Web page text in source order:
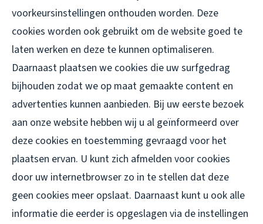
voorkeursinstellingen onthouden worden. Deze
cookies worden ook gebruikt om de website goed te
laten werken en deze te kunnen optimaliseren.
Daarnaast plaatsen we cookies die uw surfgedrag
bijhouden zodat we op maat gemaakte content en
advertenties kunnen aanbieden. Bij uw eerste bezoek
aan onze website hebben wij u al geïnformeerd over
deze cookies en toestemming gevraagd voor het
plaatsen ervan. U kunt zich afmelden voor cookies
door uw internetbrowser zo in te stellen dat deze
geen cookies meer opslaat. Daarnaast kunt u ook alle
informatie die eerder is opgeslagen via de instellingen